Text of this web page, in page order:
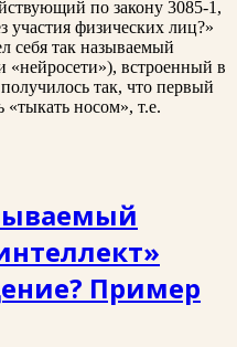
по закону 3085-1,
участия физических лиц?»
себя так называемый
«нейросети»), встроенный в
так, что первый
носом», т.е.
Пример